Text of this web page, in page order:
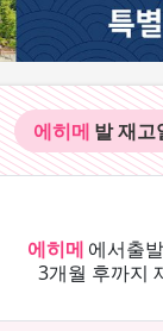
에히메 발 재고
에히메 에서출
3개월 후까지